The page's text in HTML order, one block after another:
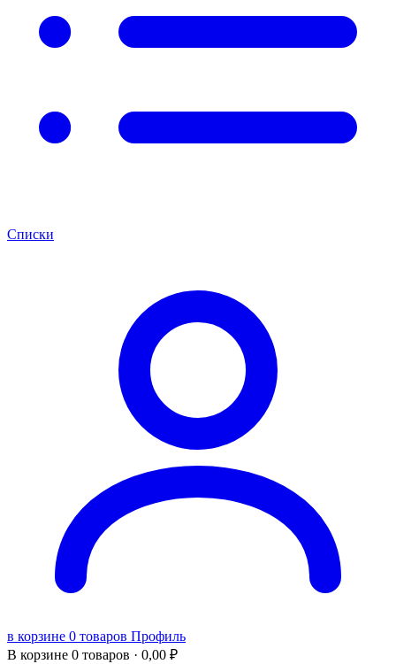
Списки
в корзине 0 товаров Профиль
В корзине 0 товаров · 0,00 ₽